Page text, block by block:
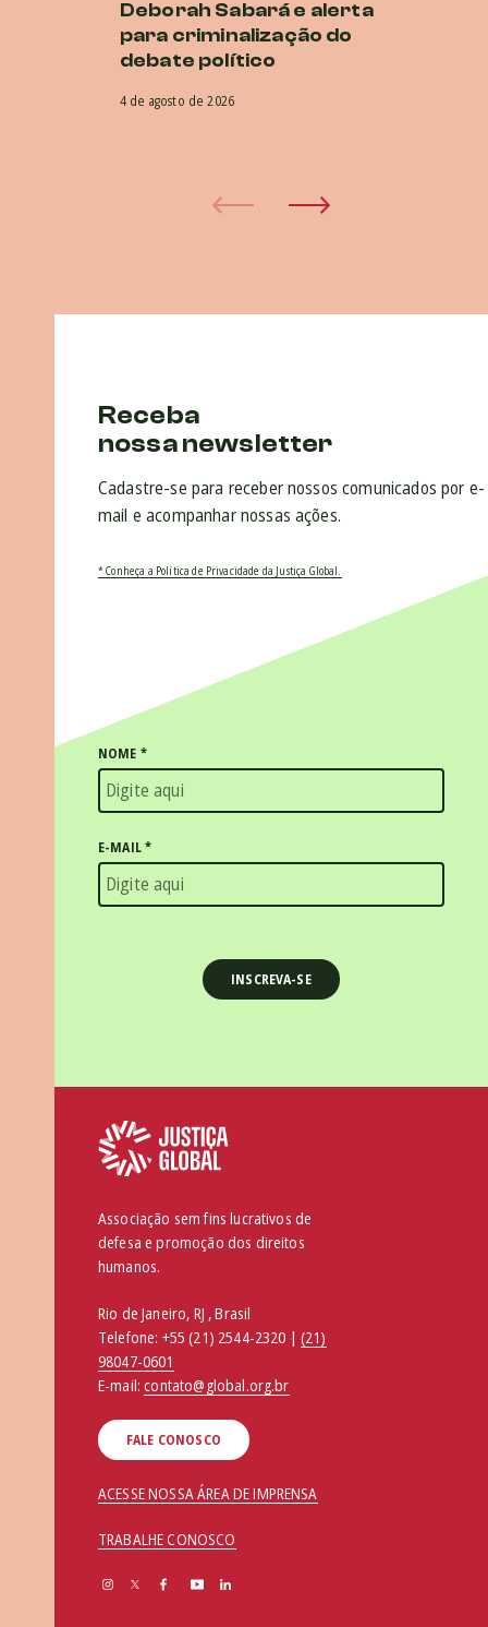
Deborah Sabará e alerta
para criminalização do
debate político
4 de agosto de 2026
Receba
nossa newsletter
Cadastre-se para receber nossos comunicados por e-
mail e acompanhar nossas ações.
* Conheça a Política de Privacidade da Justiça Global.
NOME *
E-MAIL*
Associação sem fins lucrativos de
defesa e promoção dos direitos
humanos.
Rio de Janeiro, RJ , Brasil
Telefone: +55 (21) 2544-2320 | (21)
98047-0601
E-mail:contato@global.org.br
FALE CONOSCO
ACESSE NOSSA ÁREA DE IMPRENSA
TRABALHE CONOSCO